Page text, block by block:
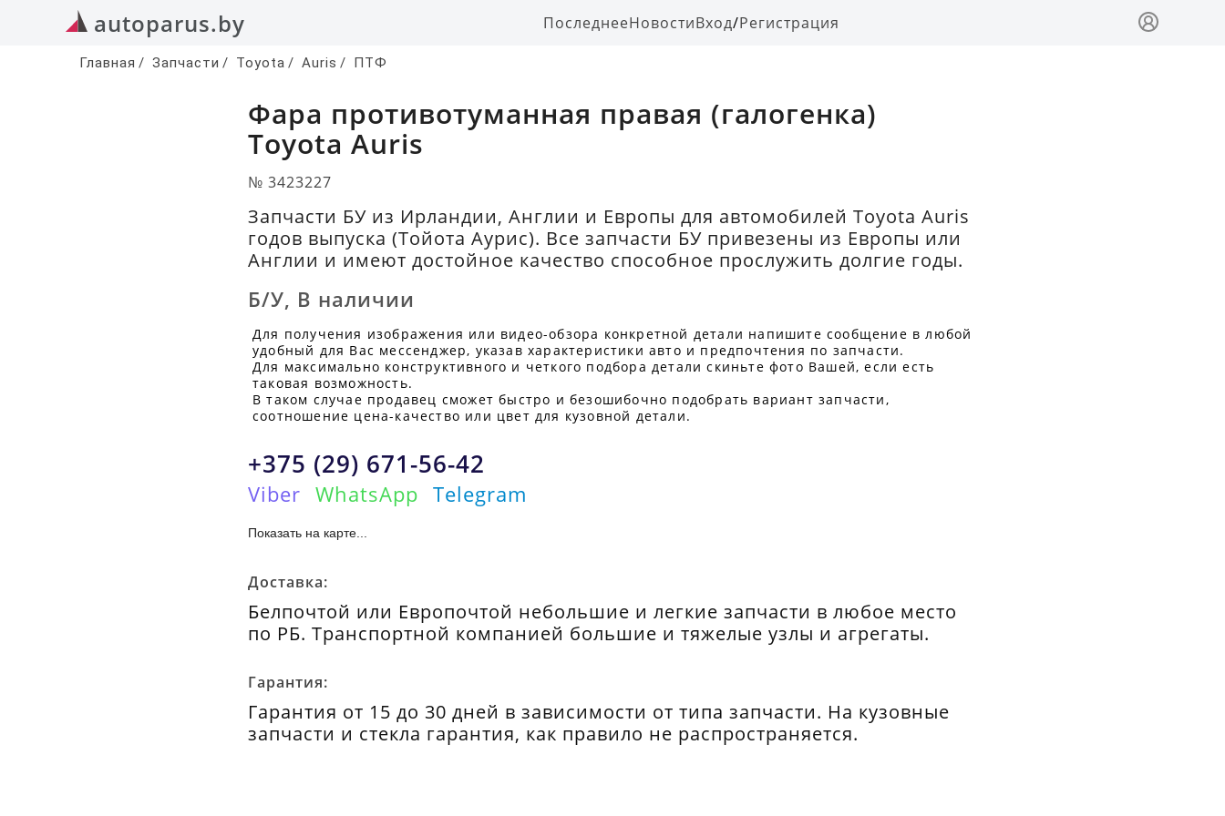
autoparus.by ПоследнееНовостиВход/Регистрация
Главная / Запчасти / Toyota / Auris / ПТФ
Фара противотуманная правая (галогенка)
Toyota Auris
№ 3423227
Запчасти БУ из Ирландии, Англии и Европы для автомобилей Toyota Auris
годов выпуска (Тойота Аурис). Все запчасти БУ привезены из Европы или
Англии и имеют достойное качество способное прослужить долгие годы.
Б/У, В наличии
Для получения изображения или видео-обзора конкретной детали напишите сообщение в любой
удобный для Вас мессенджер, указав характеристики авто и предпочтения по запчасти.
Для максимально конструктивного и четкого подбора детали скиньте фото Вашей, если есть
таковая возможность.
В таком случае продавец сможет быстро и безошибочно подобрать вариант запчасти,
соотношение цена-качество или цвет для кузовной детали.
+375 (29) 671-56-42
Viber WhatsApp Telegram
Показать на карте...
Доставка:
Белпочтой или Европочтой небольшие и легкие запчасти в любое место
по РБ. Транспортной компанией большие и тяжелые узлы и агрегаты.
Гарантия:
Гарантия от 15 до 30 дней в зависимости от типа запчасти. На кузовные
запчасти и стекла гарантия, как правило не распространяется.